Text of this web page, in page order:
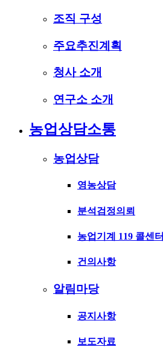
조직 구성
주요추진계획
청사 소개
연구소 소개
농업상담소통
농업상담
영농상담
분석검정의뢰
농업기계 119 콜센터
건의사항
알림마당
공지사항
보도자료